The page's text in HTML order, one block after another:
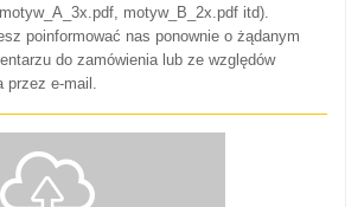
motyw_B_2x.pdf itd).
poinformować nas ponownie o żądanym
do zamówienia lub ze względów
przez e-mail.